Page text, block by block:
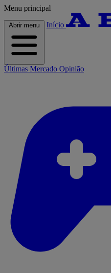
Menu principal
Abrir menu Início
Últimas Mercado Opinião